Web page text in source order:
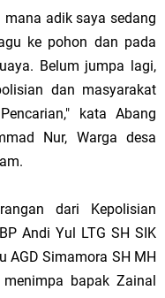
adik saya sedang
ke pohon dan pada
Belum jumpa lagi,
dan masyarakat
kata Abang
Nur, Warga desa
dari Kepolisian
Andi Yul LTG SH SIK
AGD Simamora SH MH
bapak Zainal